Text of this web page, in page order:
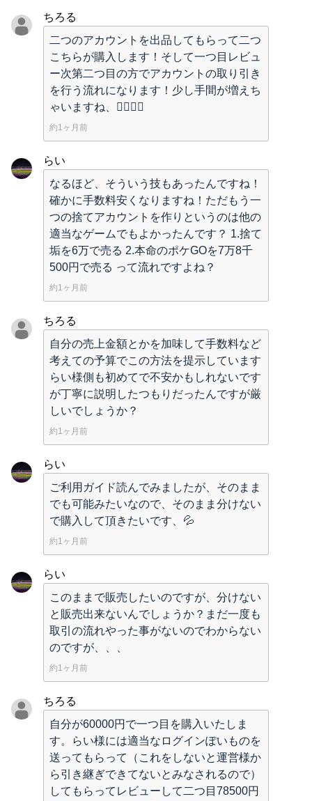
ちろる
二つのアカウントを出品してもらって二つ
こちらが購入します！そして一つ目レビュ
ー次第二つ目の方でアカウントの取り引き
を行う流れになります！少し手間が増えち
ゃいますね、🙇‍♂️🙇‍♂️
約1ヶ月前
らい
なるほど、そういう技もあったんですね！
確かに手数料安くなりますね！ただもう一
つの捨てアカウントを作りというのは他の
適当なゲームでもよかったんです？ 1.捨て
垢を6万で売る 2.本命のポケGOを7万8千
500円で売る って流れですよね？
約1ヶ月前
ちろる
自分の売上金額とかを加味して手数料など
考えての予算でこの方法を提示しています
らい様側も初めてで不安かもしれないです
が丁寧に説明したつもりだったんですが厳
しいでしょうか？
約1ヶ月前
らい
ご利用ガイド読んでみましたが、そのまま
でも可能みたいなので、そのまま分けない
で購入して頂きたいです、💦
約1ヶ月前
らい
このままで販売したいのですが、分けない
と販売出来ないんでしょうか？まだ一度も
取引の流れやった事がないのでわからない
のですが、、、
約1ヶ月前
ちろる
自分が60000円で一つ目を購入いたしま
す。らい様には適当なログインぽいものを
送ってもらって（これをしないと運営様か
ら引き継ぎできてないとみなされるので）
してもらってレビューして二つ目78500円